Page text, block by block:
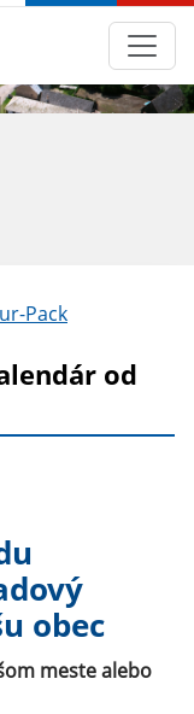
Pack
od
obec
meste alebo